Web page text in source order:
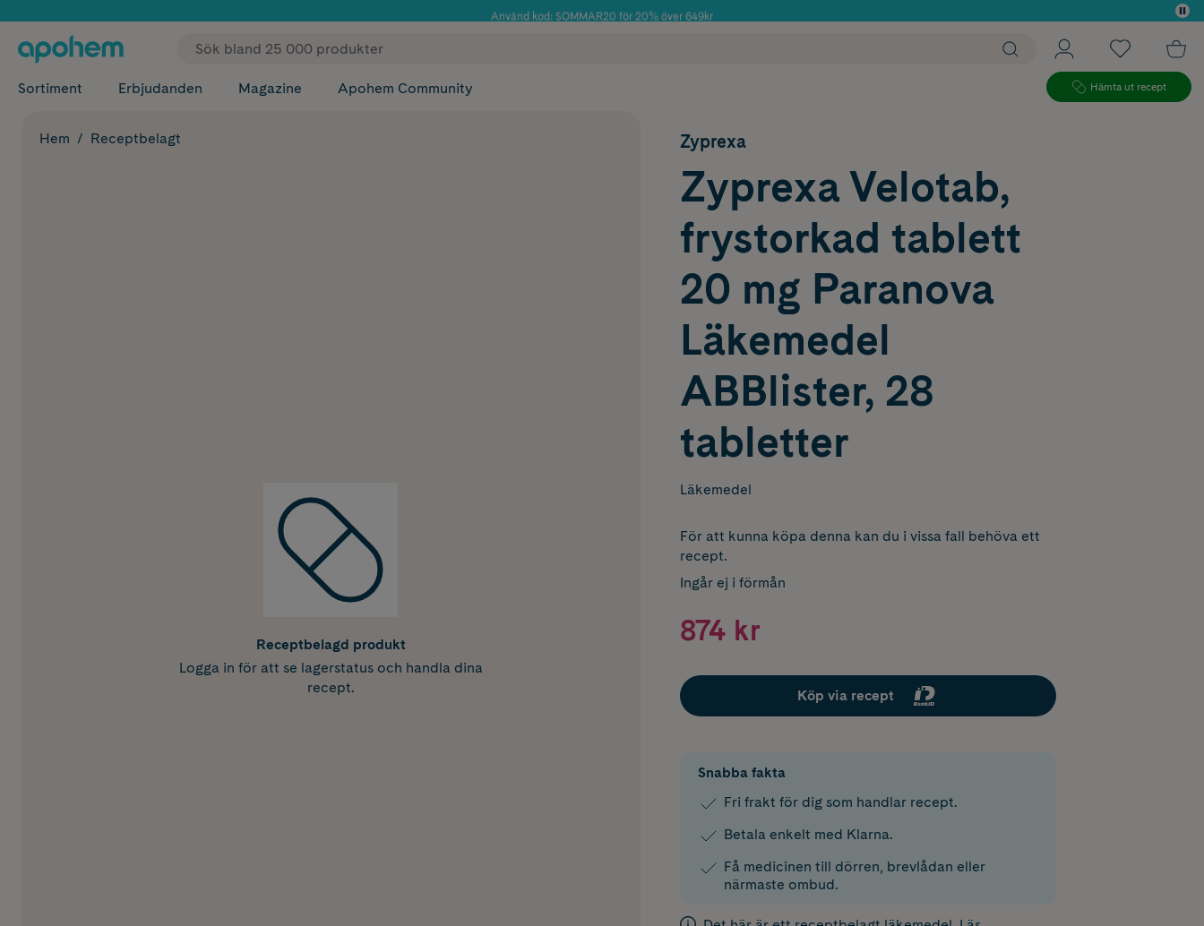
Använd kod: SOMMAR20 för 20% över 649kr
✓ Fri frakt
Sortiment Erbjudanden Magazine Apohem Community Hämta ut recept
Hem Receptbelagt
Receptbelagd produkt
Logga in för att se lagerstatus och handla dina
recept.
Zyprexa
Zyprexa Velotab,
frystorkad tablett
20 mg Paranova
Läkemedel
ABBlister, 28
tabletter
Läkemedel
För att kunna köpa denna kan du i vissa fall behöva ett
recept.
Ingår ej i förmån
874 kr
Köp via recept
Snabba fakta
Fri frakt för dig som handlar recept.
Betala enkelt med Klarna.
Få medicinen till dörren, brevlådan eller
närmaste ombud.